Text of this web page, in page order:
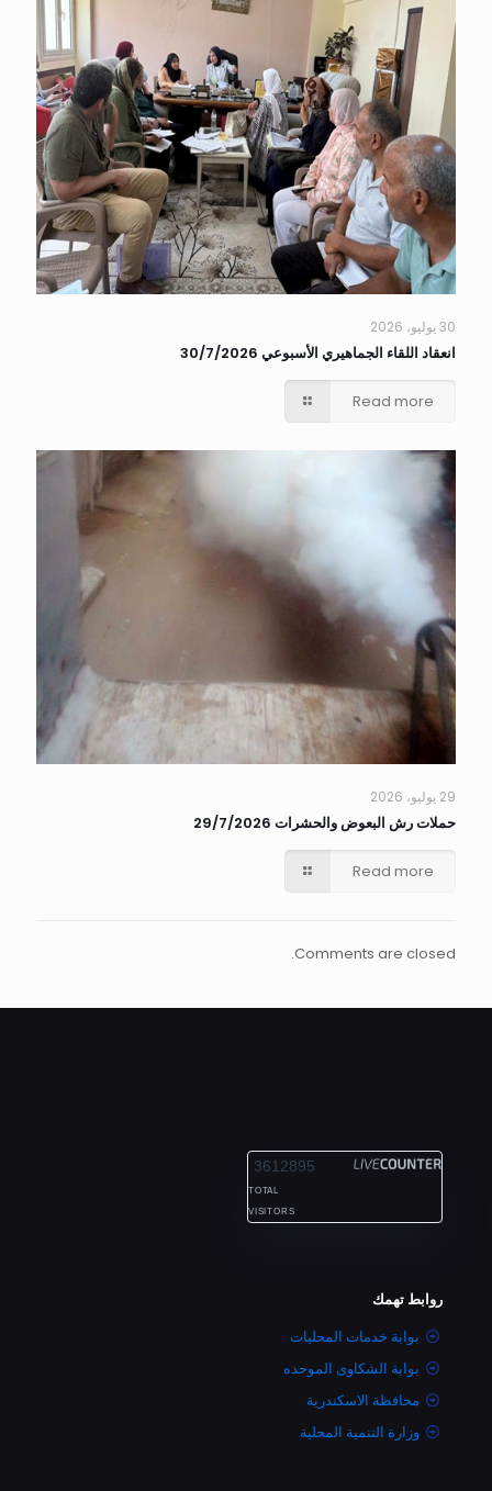
30 يوليو، 2026
انعقاد اللقاء الجماهيري الأسبوعي 30/7/2026
Read more
29 يوليو، 2026
حملات رش البعوض والحشرات 29/7/2026
Read more
Comments are closed.
3612895
TOTAL
VISITORS
روابط تهمك
بوابة خدمات المحليات
بوابة الشكاوى الموحده
محافظة الاسكندرية
وزارة التنمية المحلية